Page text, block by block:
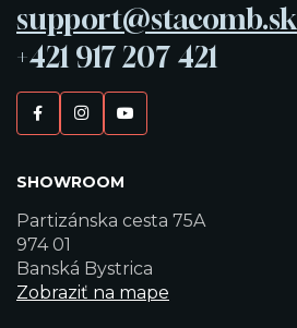
support@stacomb.sk
+421 917 207 421
SHOWROOM
Partizánska cesta 75A
974 01
Banská Bystrica
Zobraziť na mape